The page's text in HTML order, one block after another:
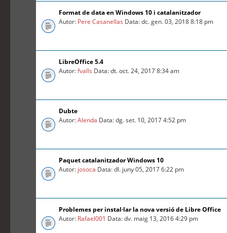
Format de data en Windows 10 i catalanitzador
Autor: Pere Casanellas Data: dc. gen. 03, 2018 8:18 pm
LibreOffice 5.4
Autor:fvalls Data: dt. oct. 24, 2017 8:34 am
Dubte
Autor:Alenda Data: dg. set. 10, 2017 4:52 pm
Paquet catalanitzador Windows 10
Autor: josoca Data: dl. juny 05, 2017 6:22 pm
Problemes per instal·lar la nova versió de Libre Office
Autor: Rafael001 Data: dv. maig 13, 2016 4:29 pm